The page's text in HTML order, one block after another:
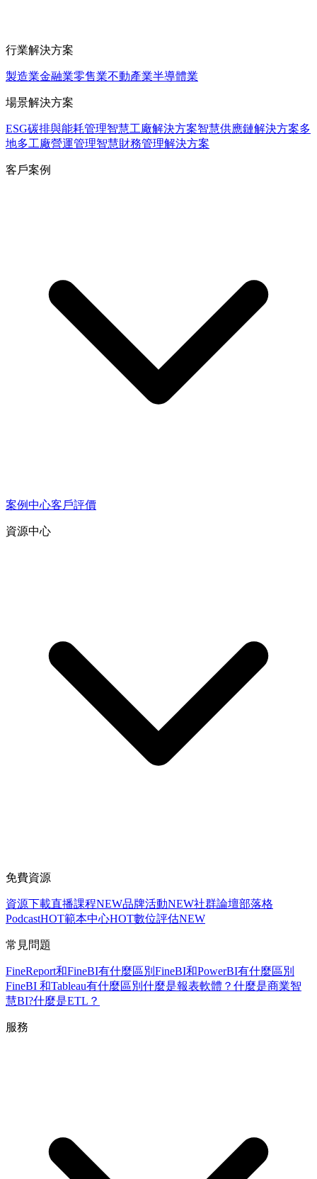
行業解決方案
製造業金融業零售業不動產業半導體業
場景解決方案
ESG碳排與能耗管理智慧工廠解決方案智慧供應鏈解決方案多
地多工廠營運管理智慧財務管理解決方案
客戶案例
案例中心客戶評價
資源中心
免費資源
資源下載直播課程NEW品牌活動NEW社群論壇部落格
PodcastHOT範本中心HOT數位評估NEW
常見問題
FineReport和FineBI有什麼區別 FineBI和PowerBI有什麼區別
FineBI 和Tableau有什麼區別 什麼是報表軟體？ 什麼是商業智
慧BI?什麼是ETL？
服務